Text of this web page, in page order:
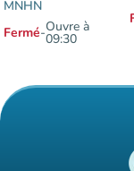
MNHN
Fermé-Ouvre à
09:30